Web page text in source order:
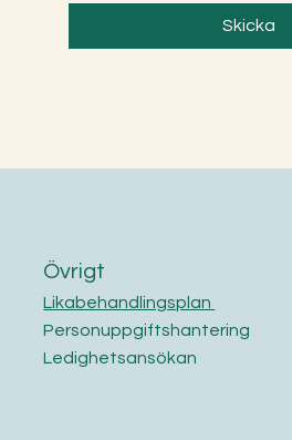
Skicka
Övrigt
Likabehandlingsplan
Personuppgiftshantering
Ledighetsansökan